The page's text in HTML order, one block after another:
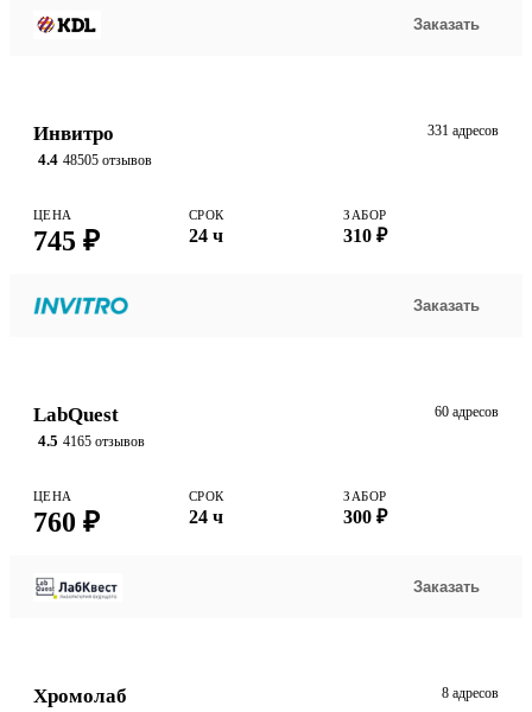
Заказать
Инвитро
4.4 48505 отзывов
331 адресов
ЦЕНА
745 ₽
СРОК
24 ч
ЗАБОР
310 ₽
Заказать
LabQuest
4.5 4165 отзывов
60 адресов
ЦЕНА
760 ₽
СРОК
24 ч
ЗАБОР
300 ₽
Заказать
Хромолаб 8 адресов